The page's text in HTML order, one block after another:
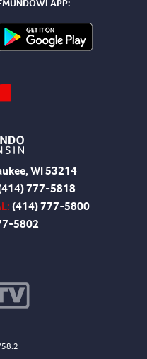
APP:
WI 53214
777-5818
(414) 777-5800
5802